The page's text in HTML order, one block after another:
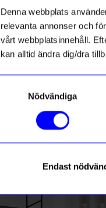
Denna webbplats
relevanta annonser och
vårt webbplatsinnehåll.
kan alltid ändra dig/dra
Nödvändiga
Endast
DRMZ Z
49 kr
I lager
Andra köpte
15%
Läs